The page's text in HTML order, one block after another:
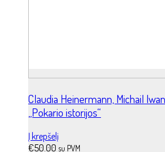
Claudia Heinermann, Michail
„Pokario istorijos“
Į krepšelį
€50.00 su PVM